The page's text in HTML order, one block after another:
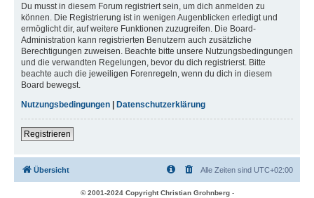
Du musst in diesem Forum registriert sein, um dich anmelden zu
können. Die Registrierung ist in wenigen Augenblicken erledigt und
ermöglicht dir, auf weitere Funktionen zuzugreifen. Die Board-
Administration kann registrierten Benutzern auch zusätzliche
Berechtigungen zuweisen. Beachte bitte unsere Nutzungsbedingungen
und die verwandten Regelungen, bevor du dich registrierst. Bitte
beachte auch die jeweiligen Forenregeln, wenn du dich in diesem
Board bewegst.
Nutzungsbedingungen
Datenschutzerklärung
Registrieren
Übersicht Alle Zeiten sind UTC+02:00
© 2001-2024 Copyright Christian Grohnberg-